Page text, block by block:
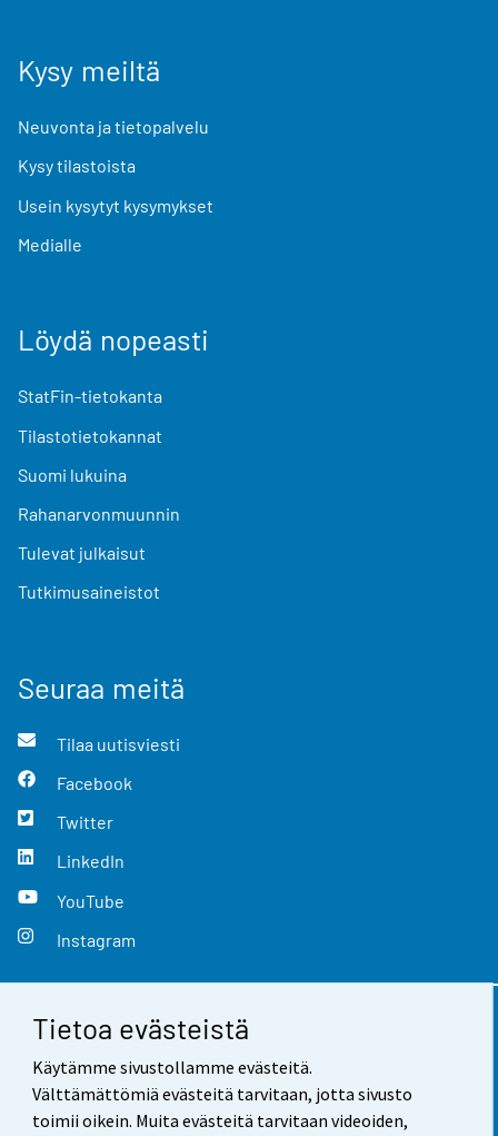
Tietoa evästeistä
Käytämme sivustollamme evästeitä.
Välttämättömiä evästeitä tarvitaan, jotta sivusto
toimii oikein. Muita evästeitä tarvitaan videoiden,
Kysy meiltä
Neuvonta ja tietopalvelu
Kysy tilastoista
Usein kysytyt kysymykset
Medialle
Löydä nopeasti
StatFin-tietokanta
Tilastotietokannat
Suomi lukuina
Rahanarvonmuunnin
Tulevat julkaisut
Tutkimusaineistot
Seuraa meitä
Tilaa uutisviesti
Facebook
Twitter
LinkedIn
YouTube
Instagram
Yhteystiedot
Palaute
Käyttöehdot